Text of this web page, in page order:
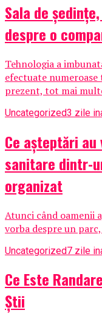
Sala de
despre o
Tehnologia a
efectuate
prezent, tot mai
Uncategorized3 zile
Ce așteptări
sanitare dintr-
organizat
Atunci când oamenii
vorba despre un
Uncategorized7 zile
Ce Este
Știi